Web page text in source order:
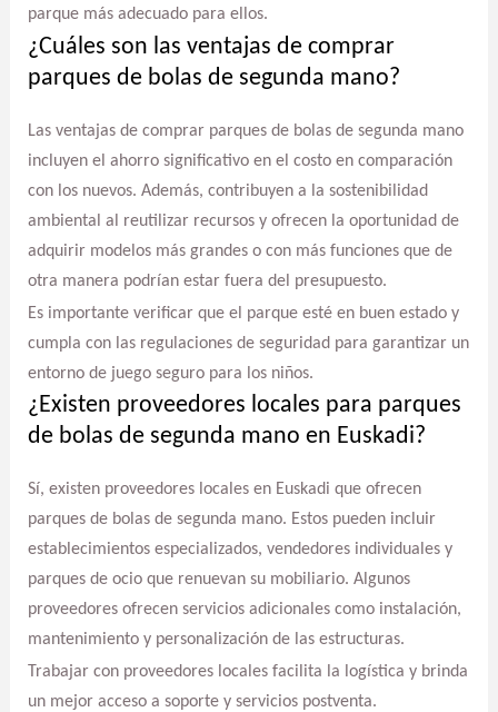
parque más adecuado para ellos.
¿Cuáles son las ventajas de comprar
parques de bolas de segunda mano?
Las ventajas de comprar parques de bolas de segunda mano
incluyen el ahorro significativo en el costo en comparación
con los nuevos. Además, contribuyen a la sostenibilidad
ambiental al reutilizar recursos y ofrecen la oportunidad de
adquirir modelos más grandes o con más funciones que de
otra manera podrían estar fuera del presupuesto.
Es importante verificar que el parque esté en buen estado y
cumpla con las regulaciones de seguridad para garantizar un
entorno de juego seguro para los niños.
¿Existen proveedores locales para parques
de bolas de segunda mano en Euskadi?
Sí, existen proveedores locales en Euskadi que ofrecen
parques de bolas de segunda mano. Estos pueden incluir
establecimientos especializados, vendedores individuales y
parques de ocio que renuevan su mobiliario. Algunos
proveedores ofrecen servicios adicionales como instalación,
mantenimiento y personalización de las estructuras.
Trabajar con proveedores locales facilita la logística y brinda
un mejor acceso a soporte y servicios postventa.